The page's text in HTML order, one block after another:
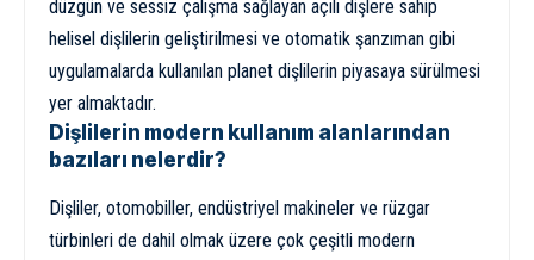
düzgün ve sessiz çalışma sağlayan açılı dişlere sahip
helisel dişlilerin geliştirilmesi ve otomatik şanzıman gibi
uygulamalarda kullanılan planet dişlilerin piyasaya sürülmesi
yer almaktadır.
Dişlilerin modern kullanım alanlarından
bazıları nelerdir?
Dişliler, otomobiller, endüstriyel makineler ve rüzgar
türbinleri de dahil olmak üzere çok çeşitli modern